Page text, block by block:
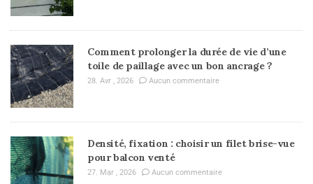
Comment prolonger la durée de vie d’une
toile de paillage avec un bon ancrage ?
28. Avr , 2026 Aucun commentaire
Densité, fixation : choisir un filet brise-vue
pour balcon venté
27. Mar , 2026 Aucun commentaire